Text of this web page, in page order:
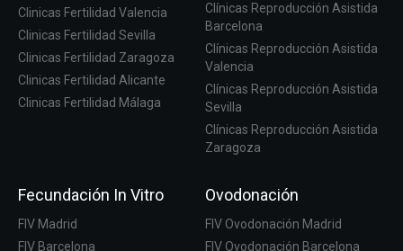
Clinicas Fertilidad Valencia
Clinicas Fertilidad Sevilla
Clinicas Fertilidad Zaragoza
Clinicas Fertilidad Alicante
Clinicas Fertilidad Málaga
Clínicas Reproducción Asistida
Barcelona
Clínicas Reproducción Asistida
Valencia
Clínicas Reproducción Asistida
Sevilla
Clínicas Reproducción Asistida
Zaragoza
Fecundación In Vitro
FIV Madrid
FIV Barcelona
Ovodonación
FIV Ovodonación Madrid
FIV Ovodonación Barcelona